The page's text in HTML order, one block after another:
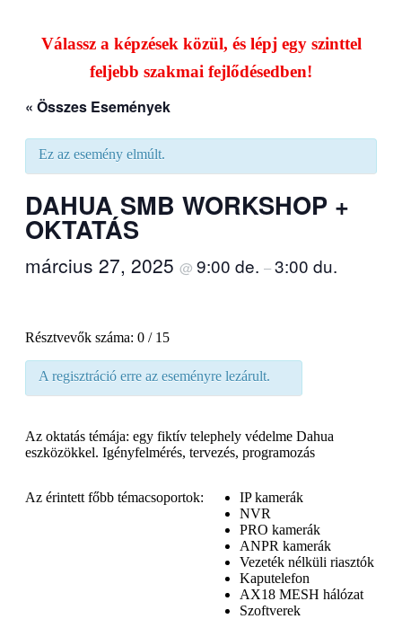
Válassz a képzések közül, és lépj egy szinttel
feljebb szakmai fejlődésedben!
« Összes Események
Ez az esemény elmúlt.
DAHUA SMB WORKSHOP +
OKTATÁS
március 27, 2025 @ 9:00 de. –3:00 du.
Résztvevők száma: 0 / 15
A regisztráció erre az eseményre lezárult.
Az oktatás témája: egy fiktív telephely védelme Dahua
eszközökkel. Igényfelmérés, tervezés, programozás
Az érintett főbb témacsoportok:
IP kamerák
NVR
PRO kamerák
ANPR kamerák
Vezeték nélküli riasztók
Kaputelefon
AX18 MESH hálózat
Szoftverek